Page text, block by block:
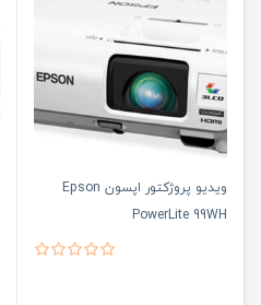
ویدیو پروژکتور اپسون Epson
PowerLite 99WH